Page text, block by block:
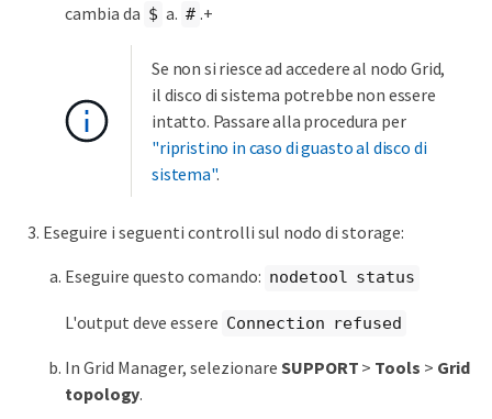
cambia da $ a. # .+
Se non si riesce ad accedere al nodo Grid,
il disco di sistema potrebbe non essere
intatto. Passare alla procedura per
"ripristino in caso di guasto al disco di
sistema".
Eseguire i seguenti controlli sul nodo di storage:
Eseguire questo comando: nodetool status
L'output deve essere Connection refused
In Grid Manager, selezionare SUPPORT > Tools > Grid
topology.